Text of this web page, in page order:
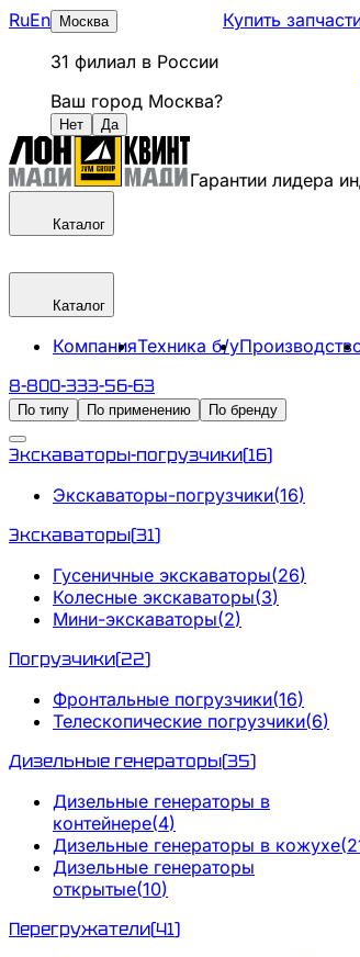
RuEn Москва
31 филиал в России
Ваш город Москва?
Нет Да
Купить
Гарантии лидера
Каталог
Каталог
КомпанияТехника б/у
8-800-333-56-63
По типу По применению По бренду
Экскаваторы-погрузчики(16)
Экскаваторы-погрузчики(16)
Экскаваторы(31)
Гусеничные экскаваторы(26)
Колесные экскаваторы(3)
Мини-экскаваторы(2)
Погрузчики(22)
Фронтальные погрузчики(16)
Телескопические погрузчики(6)
Дизельные генераторы(35)
Дизельные генераторы в
контейнере(4)
Дизельные генераторы в кожухе(
Дизельные генераторы
открытые(10)
Перегружатели(41)